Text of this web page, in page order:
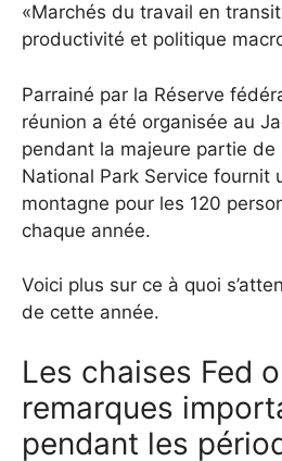
«Marchés du travail en
productivité et politique
Parrainé par la Réserve
réunion a été organisée au
pendant la majeure partie de
National Park Service fournit
montagne pour les 120
chaque année.
Voici plus sur ce à quoi
de cette année.
Les chaises Fed
remarques
pendant les